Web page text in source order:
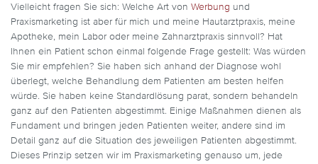
Vielleicht fragen Sie sich: Welche Art von Werbung und
Praxismarketing ist aber für mich und meine Hautarztpraxis, meine
Apotheke, mein Labor oder meine Zahnarztpraxis sinnvoll? Hat
Ihnen ein Patient schon einmal folgende Frage gestellt: Was würden
Sie mir empfehlen? Sie haben sich anhand der Diagnose wohl
überlegt, welche Behandlung dem Patienten am besten helfen
würde. Sie haben keine Standardlösung parat, sondern behandeln
ganz auf den Patienten abgestimmt. Einige Maßnahmen dienen als
Fundament und bringen jeden Patienten weiter, andere sind im
Detail ganz auf die Situation des jeweiligen Patienten abgestimmt.
Dieses Prinzip setzen wir im Praxismarketing genauso um, jede